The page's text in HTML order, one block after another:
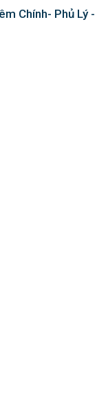
Chính- Phủ Lý -